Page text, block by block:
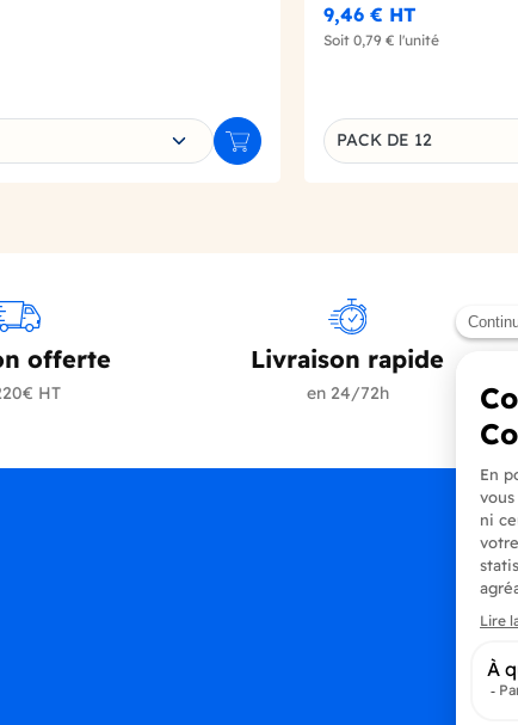
Ajouter au panier
9,46 € HT
Soit 0,79 € l'unité
Déclinaison du produit
PACK DE 12
offerte
HT
Livraison rapide
en 24/72h